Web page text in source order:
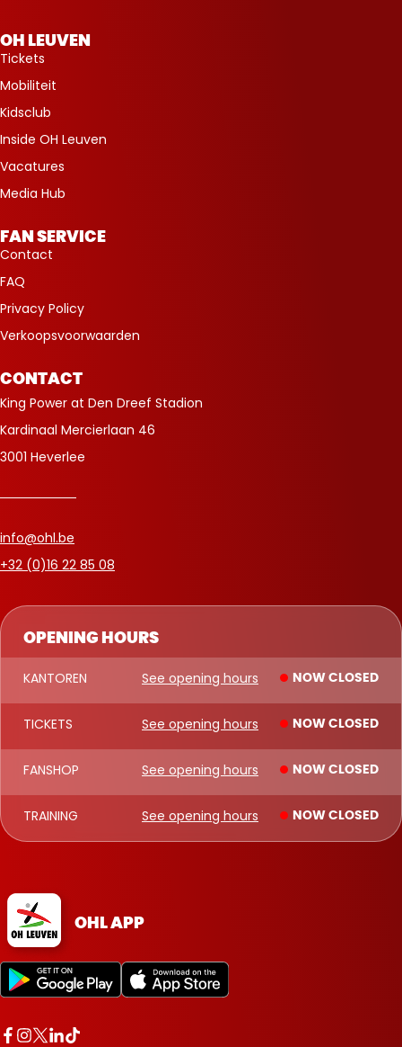
OPENING HOURS
KANTOREN See opening hours NOW CLOSED
TICKETS See opening hours NOW CLOSED
FANSHOP See opening hours NOW CLOSED
TRAINING See opening hours NOW CLOSED
OH LEUVEN
Tickets
Mobiliteit
Kidsclub
Inside OH Leuven
Vacatures
Media Hub
FAN SERVICE
Contact
FAQ
Privacy Policy
Verkoopsvoorwaarden
CONTACT
King Power at Den Dreef Stadion
Kardinaal Mercierlaan 46
3001 Heverlee
info@ohl.be
+32 (0)16 22 85 08
OHL APP